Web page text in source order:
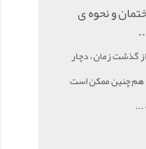
و نحوه ی
گذشت زمان ، دچار
هم چنین ممکن است